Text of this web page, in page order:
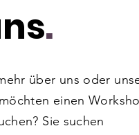
.
über uns oder
einen
Sie suchen